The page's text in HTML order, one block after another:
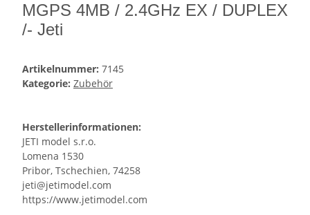
MGPS 4MB / 2.4GHz EX / DUPLEX
/- Jeti
Artikelnummer: 7145
Kategorie: Zubehör
Herstellerinformationen:
JETI model s.r.o.
Lomena 1530
Pribor, Tschechien, 74258
jeti@jetimodel.com
https://www.jetimodel.com